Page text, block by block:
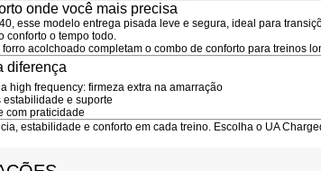
onde você mais precisa
, esse modelo entrega pisada leve e segura, ideal para
conforto o tempo todo.
forro acolchoado completam o combo de conforto para treinos
diferença
high frequency: firmeza extra na amarração
estabilidade e suporte
com praticidade
estabilidade e conforto em cada treino. Escolha o UA